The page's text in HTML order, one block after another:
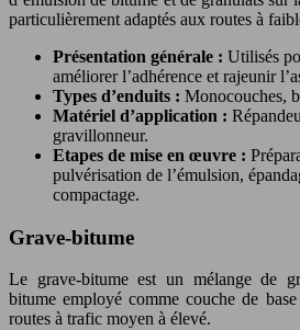
particulièrement adaptés aux routes à
Présentation générale : Utilisés
améliorer l’adhérence et rajeunir
Types d’enduits : Monocouches,
Matériel d’application :
gravillonneur.
Etapes de mise en œuvre :
pulvérisation de l’émulsion,
compactage.
Grave-bitume
Le grave-bitume est un mélange de
bitume employé comme couche de
routes à trafic moyen à élevé.